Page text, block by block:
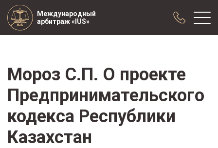
Международный
арбитраж «IUS»
О нас
Практика
Публикации
Сотрудничество
Конференции
Новости
Мороз С.П. О проекте
Предпринимательского
кодекса Республики
Казахстан